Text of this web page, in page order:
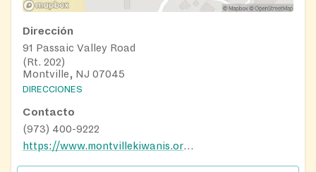
Dirección
91 Passaic Valley Road
(Rt. 202)
Montville, NJ 07045
DIRECCIONES
Contacto
(973) 400-9222
https://www.montvillekiwanis.org/food-pantry?fbclid=IwAR3MDMOYVV2eRz6rzahObPOm1rwnHiNfI7pPtP1CcAGftrvTKWBburBAGFE